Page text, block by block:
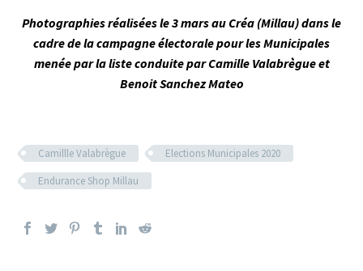
Photographies réalisées le 3 mars au Créa (Millau) dans le
cadre de la campagne électorale pour les Municipales
menée par la liste conduite par Camille Valabrègue et
Benoit Sanchez Mateo
Camillle Valabrègue
Elections Municipales 2020
Endurance Shop Millau